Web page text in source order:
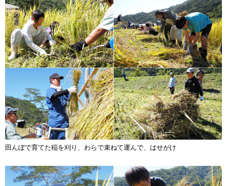
田んぼで育てた稲を刈り、わらで束ねて運んで、はせがけ